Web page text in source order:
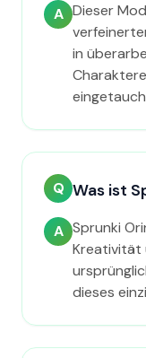
A Dieser
in
Q Was ist
A Sprunki
Kreativität
dieses